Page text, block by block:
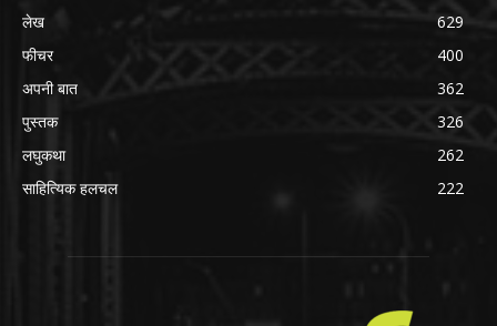
लेख
629
फीचर
400
अपनी बात
362
पुस्तक
326
लघुकथा
262
साहित्यिक हलचल
222